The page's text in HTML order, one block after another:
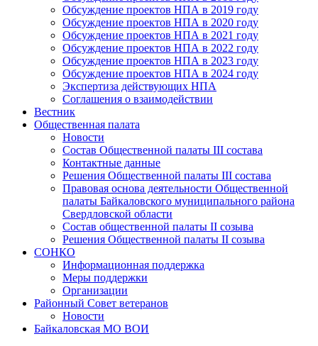
Обсуждение проектов НПА в 2019 году
Обсуждение проектов НПА в 2020 году
Обсуждение проектов НПА в 2021 году
Обсуждение проектов НПА в 2022 году
Обсуждение проектов НПА в 2023 году
Обсуждение проектов НПА в 2024 году
Экспертиза действующих НПА
Соглашения о взаимодействии
Вестник
Общественная палата
Новости
Состав Общественной палаты III состава
Контактные данные
Решения Общественной палаты III состава
Правовая основа деятельности Общественной
палаты Байкаловского муниципального района
Свердловской области
Состав общественной палаты II созыва
Решения Общественной палаты II созыва
СОНКО
Информационная поддержка
Меры поддержки
Организации
Районный Совет ветеранов
Новости
Байкаловская МО ВОИ